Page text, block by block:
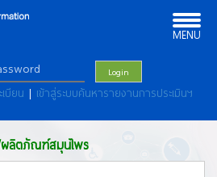
Toggle
navigation
MENU
Login
บียน | เข้าสู่ระบบค้นหารายงานการประเมินฯ
ผลิตภัณฑ์สมุนไพร